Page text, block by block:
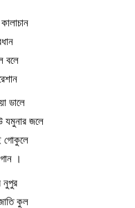
বলে
ডালে
যমুনার জলে
।
নুপুর
কুল